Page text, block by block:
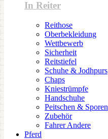
In Reiter
Reithose
Oberbekleidung
Wettbewerb
Sicherheit
Reitstiefel
Schuhe & Jodhpurs
Chaps
Kniestrümpfe
Handschuhe
Peitschen & Sporen
Zubehör
Fahrer Andere
Pferd